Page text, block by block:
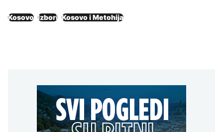
Kosovo Izbori Kosovo i Metohija